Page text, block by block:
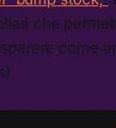
che
come